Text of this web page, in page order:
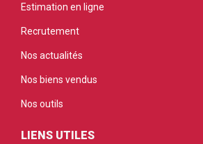
Estimation en ligne
Recrutement
Nos actualités
Nos biens vendus
Nos outils
LIENS UTILES